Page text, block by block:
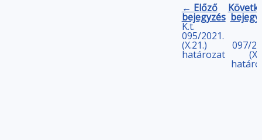
← Előző
bejegyzés
K.t.
095/2021.
(X.21.)
határozat
097/